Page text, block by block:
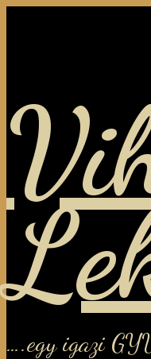
….egy igazi